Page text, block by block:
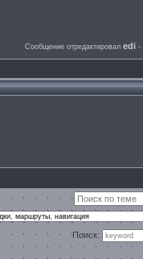
Сообщение отредактировал edi -
Поиск: